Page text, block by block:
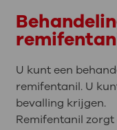
U kunt een
remifentanil. U
bevalling krijgen.
Remifentanil